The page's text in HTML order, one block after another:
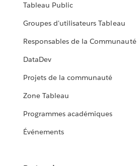
Tableau Public
Groupes d'utilisateurs Tableau
Responsables de la Communauté
DataDev
Projets de la communauté
Zone Tableau
Programmes académiques
Événements